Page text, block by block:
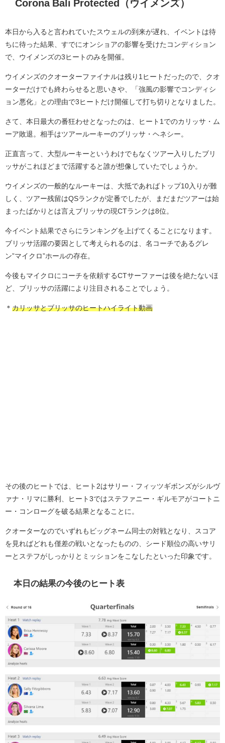
Corona Bali Protected（ウイメンズ）
本日から入ると言われていたスウェルの到来が遅れ、イベントは待
ちに待った結果、すでにオンショアの影響を受けたコンディション
で、ウイメンズの3ヒートのみを開催。
ウイメンズのクオーターファイナルは残り1ヒートだったので、クオ
ーターだけでも終わらせると思いきや、「強風の影響でコンディシ
ョン悪化」との理由で3ヒートだけ開催して打ち切りとなりました。
さて、本日最大の番狂わせとなったのは、ヒート1でのカリッサ・ム
ーア敗退。相手はツアールーキーのブリッサ・ヘネシー。
正直言って、大型ルーキーというわけでもなくツアー入りしたブリ
ッサがこれほどまで活躍すると誰が想像していたでしょうか。
ウイメンズの一般的なルーキーは、大抵であればトップ10入りが難
しく、ツアー残留はQSランクが定番でしたが、まだまだツアーは始
まったばかりとは言えブリッサの現CTランクは8位。
今イベント結果でさらにランキングを上げてくることになります。
ブリッサ活躍の要因として考えられるのは、名コーチであるグレ
ン”マイクロ”ホールの存在。
今後もマイクロにコーチを依頼するCTサーファーは後を絶たないほ
ど、ブリッサの活躍により注目されることでしょう。
＊ カリッサとブリッサのヒートハイライト動画
その後のヒートでは、ヒート2はサリー・フィッツギボンズがシルヴ
ァナ・リマに勝利、ヒート3ではステファニー・ギルモアがコートニ
ー・コンローグを破る結果となることに。
クオーターなのでいずれもビッグネーム同士の対戦となり、スコア
を見ればどれも僅差の戦いとなったものの、シード順位の高いサリ
ーとステフがしっかりとミッションをこなしたといった印象です。
本日の結果の今後のヒート表